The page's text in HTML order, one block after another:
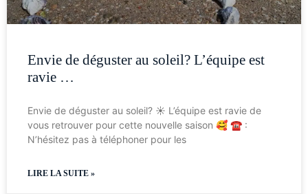
Envie de déguster au soleil? L’équipe est
ravie …
Envie de déguster au soleil? ☀️ L’équipe est ravie de
vous retrouver pour cette nouvelle saison 🥰 ☎️ :
N’hésitez pas à téléphoner pour les
LIRE LA SUITE »